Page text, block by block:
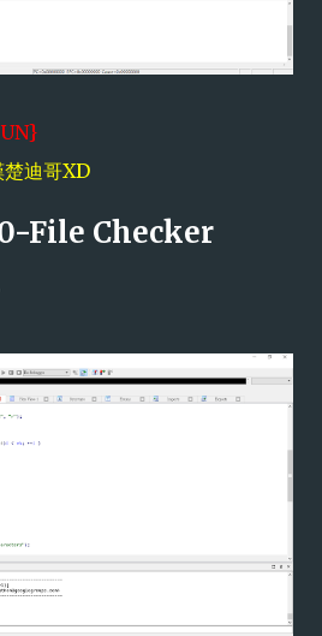
楚迪哥XD
File Checker